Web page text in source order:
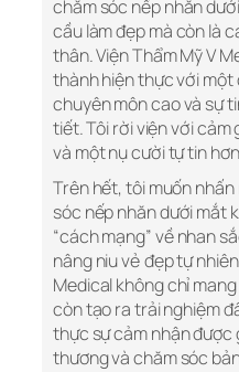
chăm sóc nếp nhăn
cầu làm đẹp mà còn là
thân. Viện Thẩm Mỹ V
thành hiện thực với một
chuyên môn cao và sự
tiết. Tôi rời viện với cảm
và một nụ cười tự tin
Trên hết, tôi muốn
sóc nếp nhăn dưới mắt
“cách mạng” về nhan
nâng niu vẻ đẹp tự
Medical không chỉ
còn tạo ra trải nghiệm
thực sự cảm nhận được
thương và chăm sóc